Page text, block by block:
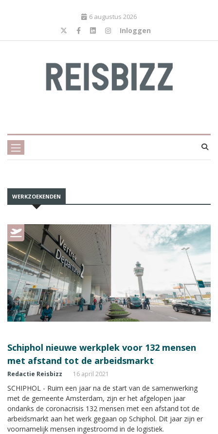
6 augustus 2026
Inloggen
WERKZOEKENDEN
Schiphol nieuwe werkplek voor 132 mensen
met afstand tot de arbeidsmarkt
Redactie Reisbizz 16 april 2021
SCHIPHOL - Ruim een jaar na de start van de samenwerking
met de gemeente Amsterdam, zijn er het afgelopen jaar
ondanks de coronacrisis 132 mensen met een afstand tot de
arbeidsmarkt aan het werk gegaan op Schiphol. Dit jaar zijn er
voornamelijk mensen ingestroomd in de logistiek.